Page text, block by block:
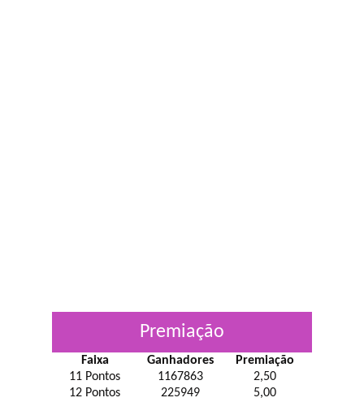
Premiação
Faixa Ganhadores
Premiação
11 Pontos
1167863
2,50
12 Pontos
225949
5,00